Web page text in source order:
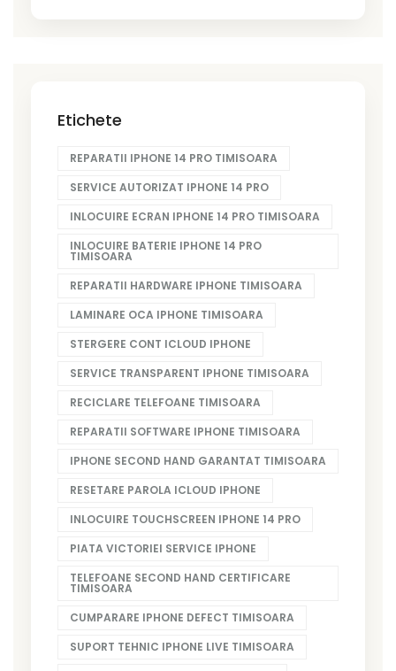
Etichete
REPARATII IPHONE 14 PRO TIMISOARA
SERVICE AUTORIZAT IPHONE 14 PRO
INLOCUIRE ECRAN IPHONE 14 PRO TIMISOARA
INLOCUIRE BATERIE IPHONE 14 PRO
TIMISOARA
REPARATII HARDWARE IPHONE TIMISOARA
LAMINARE OCA IPHONE TIMISOARA
STERGERE CONT ICLOUD IPHONE
SERVICE TRANSPARENT IPHONE TIMISOARA
RECICLARE TELEFOANE TIMISOARA
REPARATII SOFTWARE IPHONE TIMISOARA
IPHONE SECOND HAND GARANTAT TIMISOARA
RESETARE PAROLA ICLOUD IPHONE
INLOCUIRE TOUCHSCREEN IPHONE 14 PRO
PIATA VICTORIEI SERVICE IPHONE
TELEFOANE SECOND HAND CERTIFICARE
TIMISOARA
CUMPARARE IPHONE DEFECT TIMISOARA
SUPORT TEHNIC IPHONE LIVE TIMISOARA